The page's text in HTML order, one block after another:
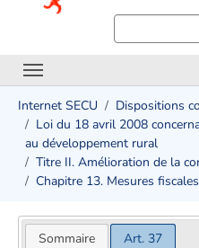
Internet SECU Dispositions
Loi du 18 avril 2008
au développement rural
Titre II. Amélioration de la
Chapitre 13. Mesures fiscales
Sommaire Art. 37